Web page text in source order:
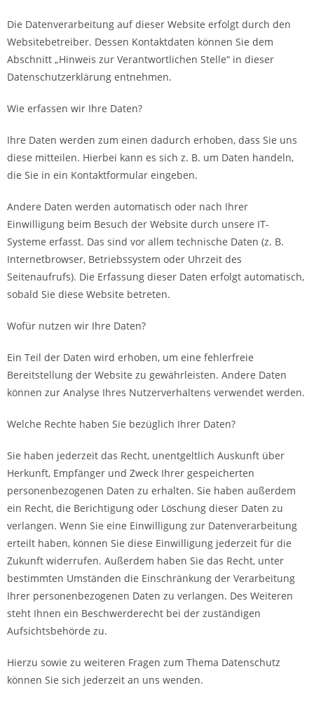
Die Datenverarbeitung auf dieser Website erfolgt durch den
Websitebetreiber. Dessen Kontaktdaten können Sie dem
Abschnitt „Hinweis zur Verantwortlichen Stelle“ in dieser
Datenschutzerklärung entnehmen.
Wie erfassen wir Ihre Daten?
Ihre Daten werden zum einen dadurch erhoben, dass Sie uns
diese mitteilen. Hierbei kann es sich z. B. um Daten handeln,
die Sie in ein Kontaktformular eingeben.
Andere Daten werden automatisch oder nach Ihrer
Einwilligung beim Besuch der Website durch unsere IT-
Systeme erfasst. Das sind vor allem technische Daten (z. B.
Internetbrowser, Betriebssystem oder Uhrzeit des
Seitenaufrufs). Die Erfassung dieser Daten erfolgt automatisch,
sobald Sie diese Website betreten.
Wofür nutzen wir Ihre Daten?
Ein Teil der Daten wird erhoben, um eine fehlerfreie
Bereitstellung der Website zu gewährleisten. Andere Daten
können zur Analyse Ihres Nutzerverhaltens verwendet werden.
Welche Rechte haben Sie bezüglich Ihrer Daten?
Sie haben jederzeit das Recht, unentgeltlich Auskunft über
Herkunft, Empfänger und Zweck Ihrer gespeicherten
personenbezogenen Daten zu erhalten. Sie haben außerdem
ein Recht, die Berichtigung oder Löschung dieser Daten zu
verlangen. Wenn Sie eine Einwilligung zur Datenverarbeitung
erteilt haben, können Sie diese Einwilligung jederzeit für die
Zukunft widerrufen. Außerdem haben Sie das Recht, unter
bestimmten Umständen die Einschränkung der Verarbeitung
Ihrer personenbezogenen Daten zu verlangen. Des Weiteren
steht Ihnen ein Beschwerderecht bei der zuständigen
Aufsichtsbehörde zu.
Hierzu sowie zu weiteren Fragen zum Thema Datenschutz
können Sie sich jederzeit an uns wenden.